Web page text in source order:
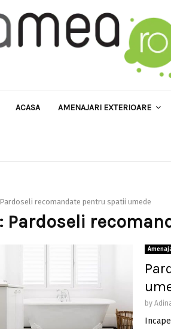
ACASA AMENAJARI EXTERIOARE
Pardoseli recomandate pentru spatii umede
Pardoseli
by